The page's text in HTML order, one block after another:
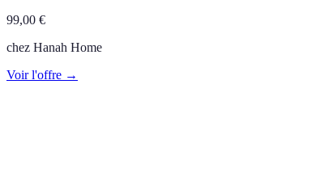
99,00 €
chez Hanah Home
Voir l'offre →